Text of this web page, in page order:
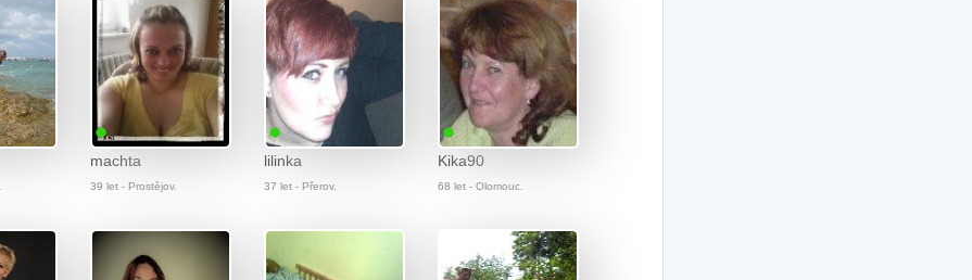
machta
39 let - Prostějov.
lilinka
37 let - Přerov.
Kika90
68 let - Olomouc.